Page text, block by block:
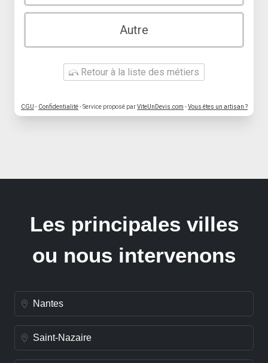
Autre
Retour à la liste des métiers
CGU - Confidentialité- Service proposé parViteUnDevis.com -Vous êtes un artisan ?
Les principales villes
ou nous intervenons
Nantes
Saint-Nazaire